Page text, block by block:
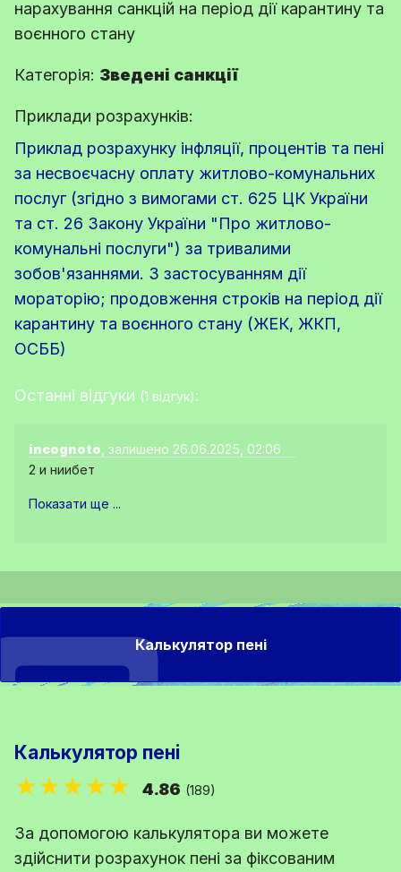
нарахування санкцій на період дії карантину та
воєнного стану
Категорія: Зведені санкції
Приклади розрахунків:
Приклад розрахунку інфляції, процентів та пені
за несвоєчасну оплату житлово-комунальних
послуг (згідно з вимогами ст. 625 ЦК України
та ст. 26 Закону України "Про житлово-
комунальні послуги") за тривалими
зобов'язаннями. З застосуванням дії
мораторію; продовження строків на період дії
карантину та воєнного стану (ЖЕК, ЖКП,
ОСББ)
Останні відгуки (1 відгук):
incognoto , залишено 26.06.2025, 02:06
2 и ниибет
Показати ще ...
Калькулятор пені
Калькулятор пені
★★★★★ 4.86 (189)
За допомогою калькулятора ви можете
здійснити розрахунок пені за фіксованим